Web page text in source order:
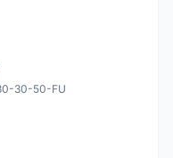
30-50-FU